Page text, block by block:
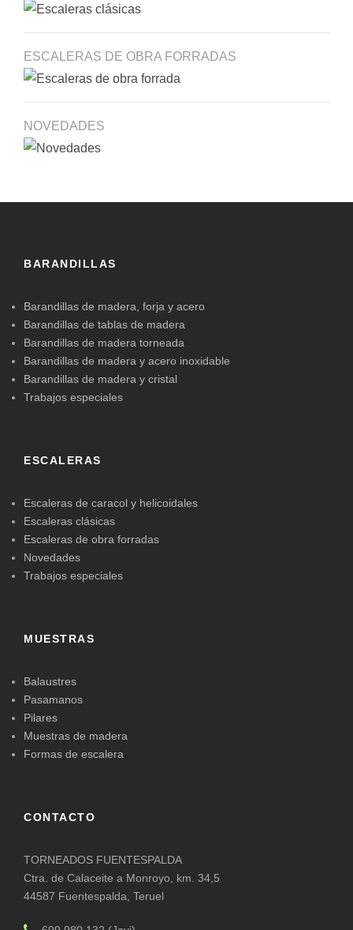
ESCALERAS DE OBRA FORRADAS
NOVEDADES
BARANDILLAS
Barandillas de madera, forja y acero
Barandillas de tablas de madera
Barandillas de madera torneada
Barandillas de madera y acero inoxidable
Barandillas de madera y cristal
Trabajos especiales
ESCALERAS
Escaleras de caracol y helicoidales
Escaleras clásicas
Escaleras de obra forradas
Novedades
Trabajos especiales
MUESTRAS
Balaustres
Pasamanos
Pilares
Muestras de madera
Formas de escalera
CONTACTO
TORNEADOS FUENTESPALDA
Ctra. de Calaceite a Monroyo, km. 34,5
44587 Fuentespalda, Teruel